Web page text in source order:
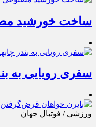
ساخت خورشید
سفری رویایی به
ورزشی / فوتبال جهان